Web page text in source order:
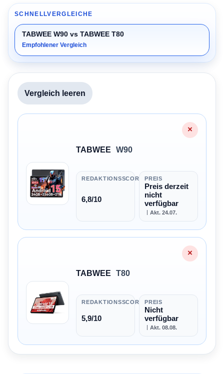
SCHNELLVERGLEICHE
TABWEE W90 vs TABWEE T80
Empfohlener Vergleich
Vergleich leeren
×
TABWEE W90
REDAKTIONSSCORE
6,8/10
PREIS
Preis derzeit
nicht
verfügbar
Akt. 24.07.
×
TABWEE T80
REDAKTIONSSCORE
5,9/10
PREIS
Nicht
verfügbar
Akt. 08.08.